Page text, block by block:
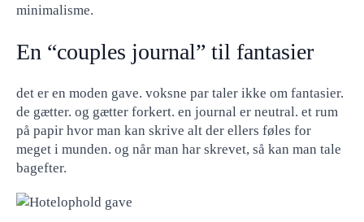
minimalisme.
En “couples journal” til fantasier
det er en moden gave. voksne par taler ikke om fantasier.
de gætter. og gætter forkert. en journal er neutral. et rum
på papir hvor man kan skrive alt der ellers føles for
meget i munden. og når man har skrevet, så kan man tale
bagefter.